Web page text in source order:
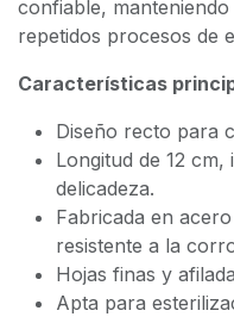
confiable,
repetidos procesos de
Características
Diseño recto para
Longitud de 12
delicadeza.
Fabricada en
resistente a la
Hojas finas y
Apta para